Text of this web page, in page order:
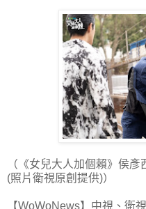
（《女兒大人加個賴》侯
(照片衛視原創提供)）
【WoWoNews】中視、衛